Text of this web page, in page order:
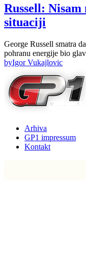
Russell:
situaciji
George Russell smatra
pohranu energije bio
byIgor Vukajlovic
Arhiva
GP1 impressum
Kontakt